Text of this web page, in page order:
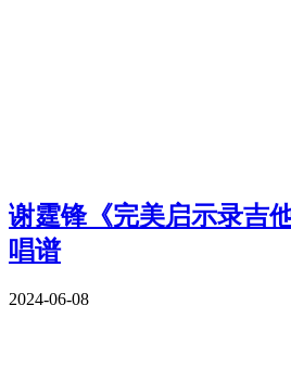
谢霆锋《完美启示录吉
唱谱
2024-06-08